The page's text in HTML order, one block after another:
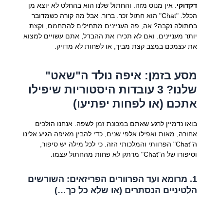
דקדוקי. אין מנוס מזה. והחתול שלנו הוא בהחלט לא יוצא מן
הכלל. "Chat" הוא חתול זכר. ברור. אבל מה קורה כשמדובר
בחתולה נקבה? אה, פה העניינים מתחילים להתחמם, וקצת
יותר מעניינים. ואם לא תכירו את ההבדל, אתם עשויים למצוא
את עצמכם במצב קצת מביך, או לפחות לא מדויק.
מסע בזמן: איפה נולד ה"שאט"
שלנו? 3 עובדות היסטוריות שיפילו
אתכם (או לפחות יפתיעו)
בואו נדמיין לרגע שאתם במכונת זמן לשפה. אנחנו הולכים
אחורה, מאות ואפילו אלפי שנים, כדי להבין מאיפה הגיע אלינו
ה"Chat" הפרוותי והמלכותי הזה. כי לכל מילה יש סיפור,
וסיפורו של ה"Chat" מרתק לא פחות מהחתול עצמו.
1. מרומא ועד הפרוורים הפריזאים: השורשים
הלטיניים הנסתרים (או שלא כל כך…)